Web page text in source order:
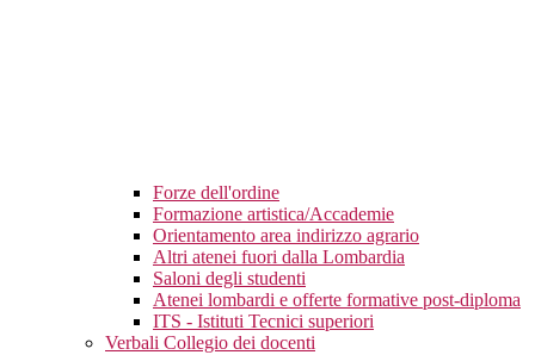
Forze dell'ordine
Formazione artistica/Accademie
Orientamento area indirizzo agrario
Altri atenei fuori dalla Lombardia
Saloni degli studenti
Atenei lombardi e offerte formative post-diploma
ITS - Istituti Tecnici superiori
Verbali Collegio dei docenti